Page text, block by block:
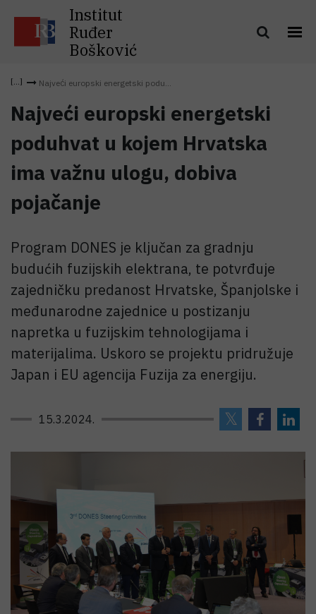
Institut
Ruđer
Bošković
Najveći europski energetski podu...
Najveći europski energetski
poduhvat u kojem Hrvatska
ima važnu ulogu, dobiva
pojačanje
Program DONES je ključan za gradnju
budućih fuzijskih elektrana, te potvrđuje
zajedničku predanost Hrvatske, Španjolske i
međunarodne zajednice u postizanju
napretka u fuzijskim tehnologijama i
materijalima. Uskoro se projektu pridružuje
Japan i EU agencija Fuzija za energiju.
15.3.2024.